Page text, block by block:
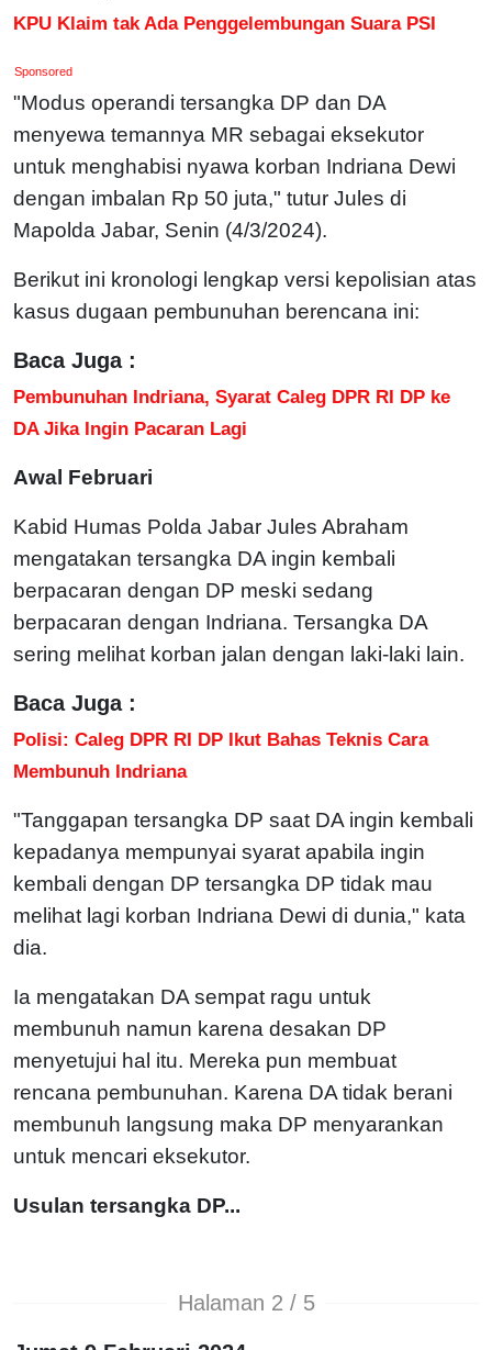
KPU Klaim tak Ada Penggelembungan Suara PSI
Sponsored
"Modus operandi tersangka DP dan DA
menyewa temannya MR sebagai eksekutor
untuk menghabisi nyawa korban Indriana Dewi
dengan imbalan Rp 50 juta," tutur Jules di
Mapolda Jabar, Senin (4/3/2024).
Berikut ini kronologi lengkap versi kepolisian atas
kasus dugaan pembunuhan berencana ini:
Baca Juga :
Pembunuhan Indriana, Syarat Caleg DPR RI DP ke
DA Jika Ingin Pacaran Lagi
Awal Februari
Kabid Humas Polda Jabar Jules Abraham
mengatakan tersangka DA ingin kembali
berpacaran dengan DP meski sedang
berpacaran dengan Indriana. Tersangka DA
sering melihat korban jalan dengan laki-laki lain.
Baca Juga :
Polisi: Caleg DPR RI DP Ikut Bahas Teknis Cara
Membunuh Indriana
"Tanggapan tersangka DP saat DA ingin kembali
kepadanya mempunyai syarat apabila ingin
kembali dengan DP tersangka DP tidak mau
melihat lagi korban Indriana Dewi di dunia," kata
dia.
Ia mengatakan DA sempat ragu untuk
membunuh namun karena desakan DP
menyetujui hal itu. Mereka pun membuat
rencana pembunuhan. Karena DA tidak berani
membunuh langsung maka DP menyarankan
untuk mencari eksekutor.
Usulan tersangka DP...
Halaman 2 / 5